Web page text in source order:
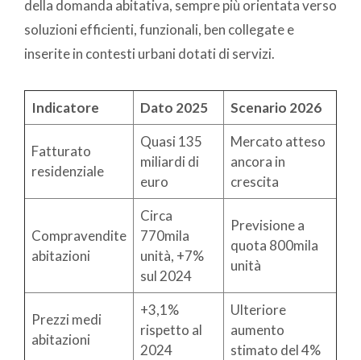
della domanda abitativa, sempre più orientata verso
soluzioni efficienti, funzionali, ben collegate e
inserite in contesti urbani dotati di servizi.
Indicatore Dato 2025 Scenario 2026
Fatturato
residenziale
Quasi 135
miliardi di
euro
Mercato atteso
ancora in
crescita
Compravendite
abitazioni
Circa
770mila
unità, +7%
sul 2024
Previsione a
quota 800mila
unità
Prezzi medi
abitazioni
+3,1%
rispetto al
2024
Ulteriore
aumento
stimato del 4%